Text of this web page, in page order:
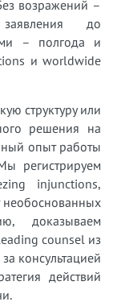
возражений –
до
– полгода и
и worldwide
структуру или
решения на
опыт работы
регистрируем
injunctions,
доказываем
counsel из
консультацией
действий